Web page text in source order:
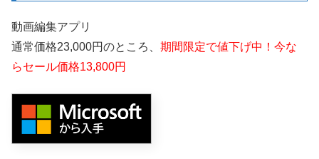
動画編集アプリ
通常価格23,000円のところ、 期間限定で値下げ中！今な
らセール価格13,800円